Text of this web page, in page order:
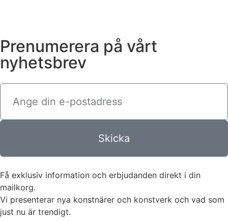
Prenumerera på vårt
nyhetsbrev
Skicka
Få exklusiv information och erbjudanden direkt i din
mailkorg.
Vi presenterar nya konstnärer och konstverk och vad som
just nu är trendigt.